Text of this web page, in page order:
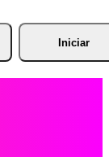
Iniciar